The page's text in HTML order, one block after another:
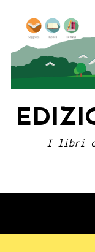
content
I libri